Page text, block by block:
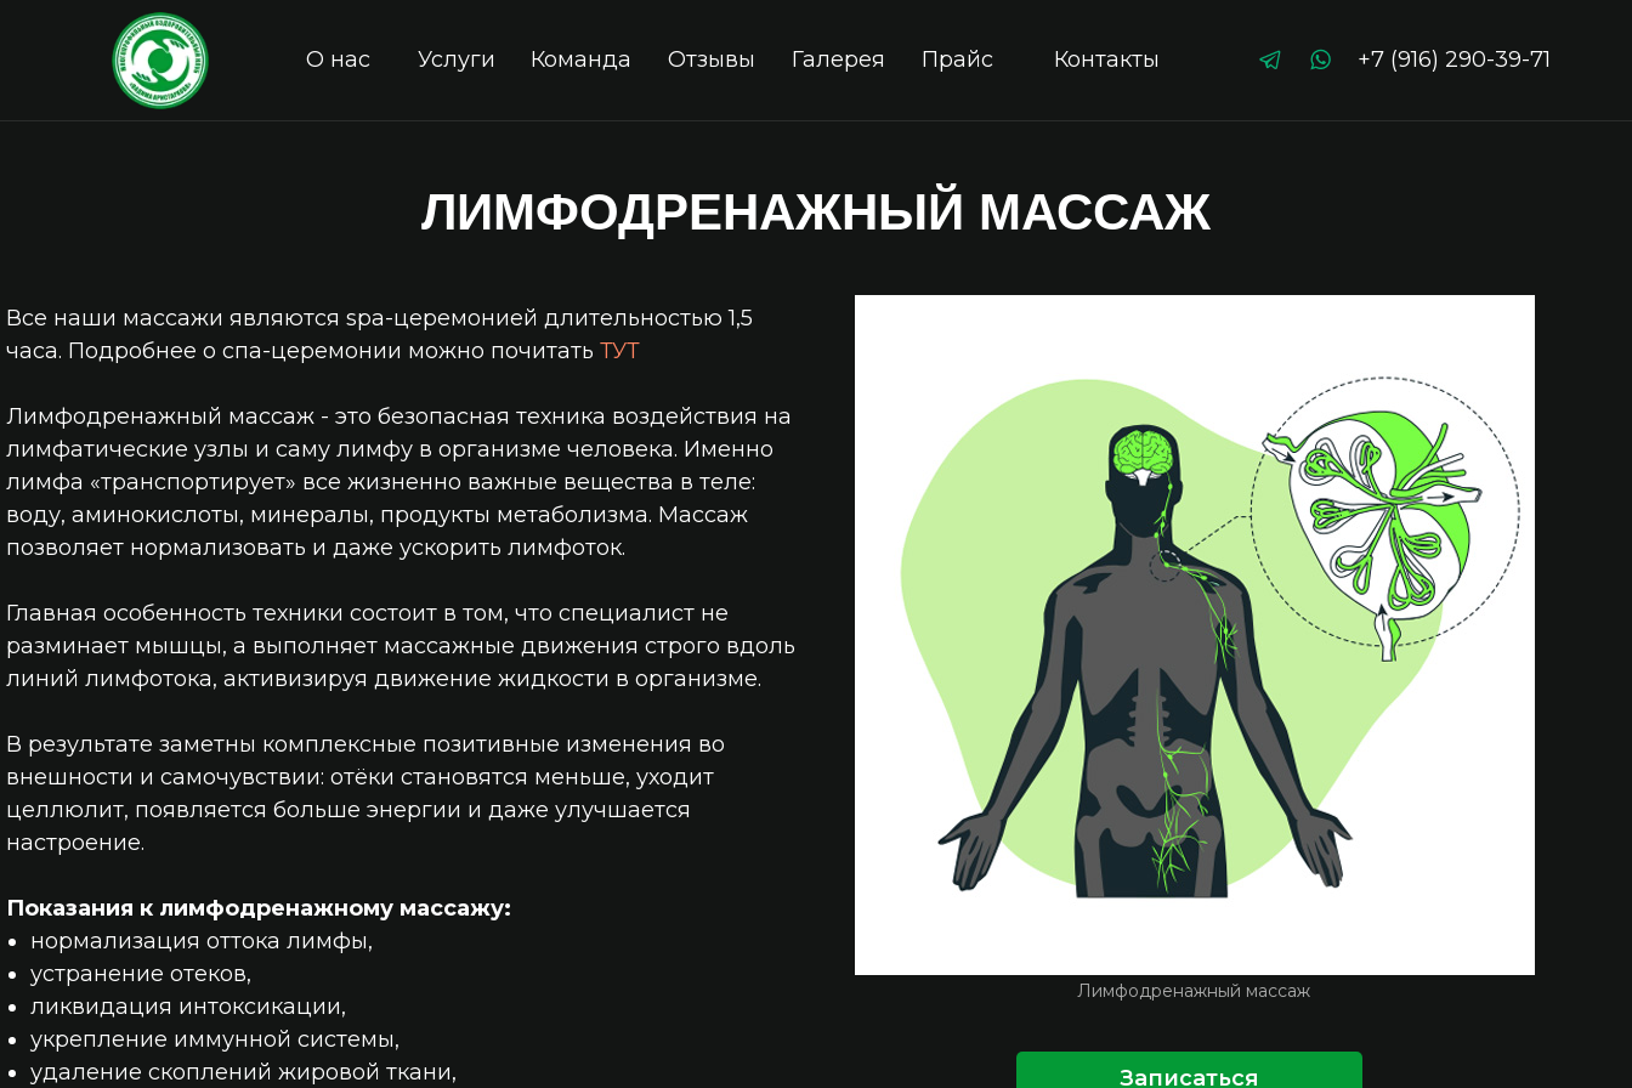
О нас Услуги Команда Отзывы Галерея Прайс Контакты +7 (916) 290-39-71
ЛИМФОДРЕНАЖНЫЙ МАССАЖ
Записаться
Все наши массажи являются spa-церемонией длительностью 1,5
часа. Подробнее о спа-церемонии можно почитать ТУТ
Лимфодренажный массаж - это безопасная техника воздействия на
лимфатические узлы и саму лимфу в организме человека. Именно
лимфа «транспортирует» все жизненно важные вещества в теле:
воду, аминокислоты, минералы, продукты метаболизма. Массаж
позволяет нормализовать и даже ускорить лимфоток.
Главная особенность техники состоит в том, что специалист не
разминает мышцы, а выполняет массажные движения строго вдоль
линий лимфотока, активизируя движение жидкости в организме.
В результате заметны комплексные позитивные изменения во
внешности и самочувствии: отёки становятся меньше, уходит
целлюлит, появляется больше энергии и даже улучшается
настроение.
Показания к лимфодренажному массажу:
нормализация оттока лимфы,
устранение отеков,
ликвидация интоксикации,
укрепление иммунной системы,
удаление скоплений жировой ткани,
Лимфодренажный массаж